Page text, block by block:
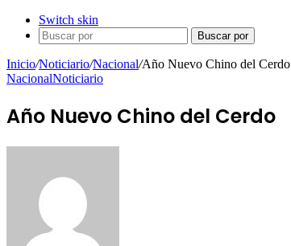
Switch skin
Buscar por
Inicio/Noticiario/Nacional/Año Nuevo Chino del Cerdo
NacionalNoticiario
Año Nuevo Chino del Cerdo